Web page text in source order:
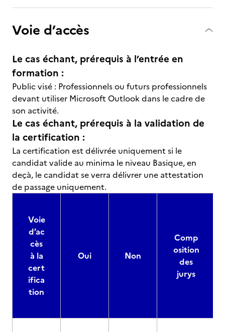
Voie d’accès
Le cas échant, prérequis à l’entrée en
formation :
Public visé : Professionnels ou futurs professionnels
devant utiliser Microsoft Outlook dans le cadre de
son activité.
Le cas échant, prérequis à la validation de
la certification :
La certification est délivrée uniquement si le
candidat valide au minima le niveau Basique, en
deçà, le candidat se verra délivrer une attestation
de passage uniquement.
Voie
d’ac
cès
à la
cert
ifica
tion
Oui Non
Comp
osition
des
jurys